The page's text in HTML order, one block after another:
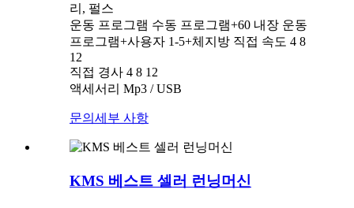
리, 펄스
운동 프로그램 수동 프로그램+60 내장 운동
프로그램+사용자 1-5+체지방 직접 속도 4 8
12
직접 경사 4 8 12
액세서리 Mp3 / USB
문의 세부 사항
KMS 베스트 셀러 런닝머신